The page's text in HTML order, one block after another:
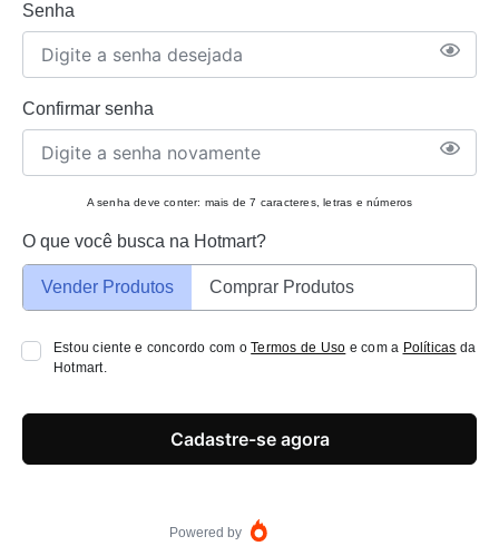
Senha
Confirmar senha
A senha deve conter: mais de 7 caracteres, letras e números
O que você busca na Hotmart?
Vender Produtos Comprar Produtos
Estou ciente e concordo com oTermos de Uso e com a Políticas da
Hotmart.
Cadastre-se agora
Powered by